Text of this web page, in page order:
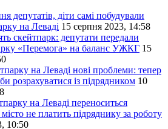
депутатів, діти самі побудували
на Леваді 15 серпня 2023, 14:58
скейтпарк: депутати передали
«Перемога» на баланс УЖКГ 15
на Леваді нові проблеми: тепер
розрахуватися із підрядником 10
на Леваді переноситься
не платить підряднику за роботу
10:50